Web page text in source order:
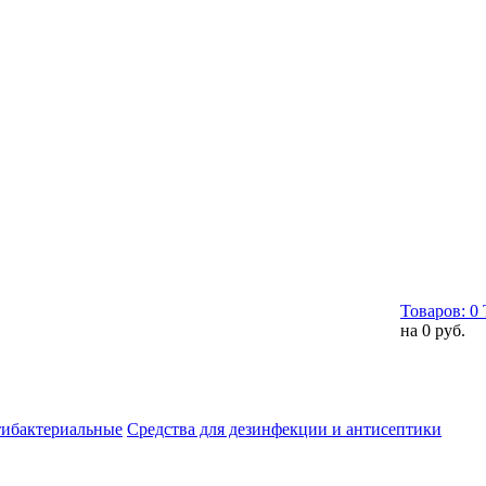
Товаров: 0
на 0 руб.
Средства для дезинфекции и антисептики